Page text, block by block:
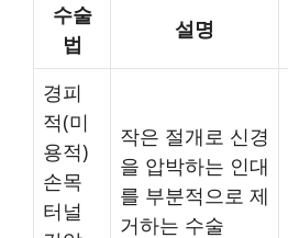
수술
법
설명
경피
적(미
용적)
손목
터널
작은 절개로 신경
을 압박하는 인대
를 부분적으로 제
거하는 수술